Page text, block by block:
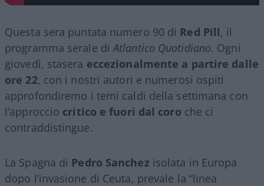
Questa sera puntata numero 90 di Red Pill, il
programma serale diAtlantico Quotidiano. Ogni
giovedì, stasera eccezionalmente a partire dalle
ore 22, con i nostri autori e numerosi ospiti
approfondiremo i temi caldi della settimana con
l’approccio critico e fuori dal coro che ci
contraddistingue.
La Spagna di Pedro Sanchez isolata in Europa
dopo l’invasione di Ceuta, prevale la “linea